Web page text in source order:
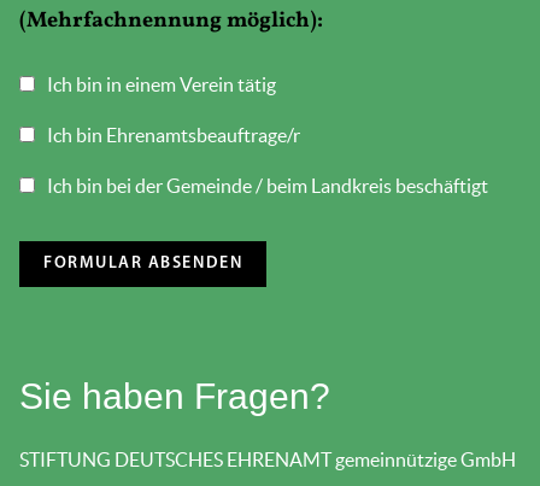
(Mehrfachnennung möglich):
Ich bin in einem Verein tätig
Ich bin Ehrenamtsbeauftrage/r
Ich bin bei der Gemeinde / beim Landkreis beschäftigt
Sie haben Fragen?
STIFTUNG DEUTSCHES EHRENAMT gemeinnützige GmbH